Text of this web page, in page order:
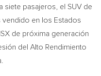
siete pasajeros, el SUV de
vendido en los Estados
de próxima generación
del Alto Rendimiento